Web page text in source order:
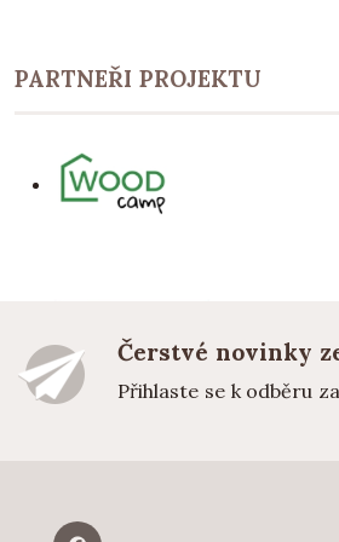
PARTNEŘI PROJEKTU
Čerstvé novinky
Přihlaste se k odběru